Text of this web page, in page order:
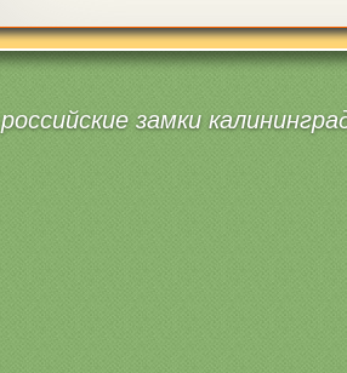
российские замки